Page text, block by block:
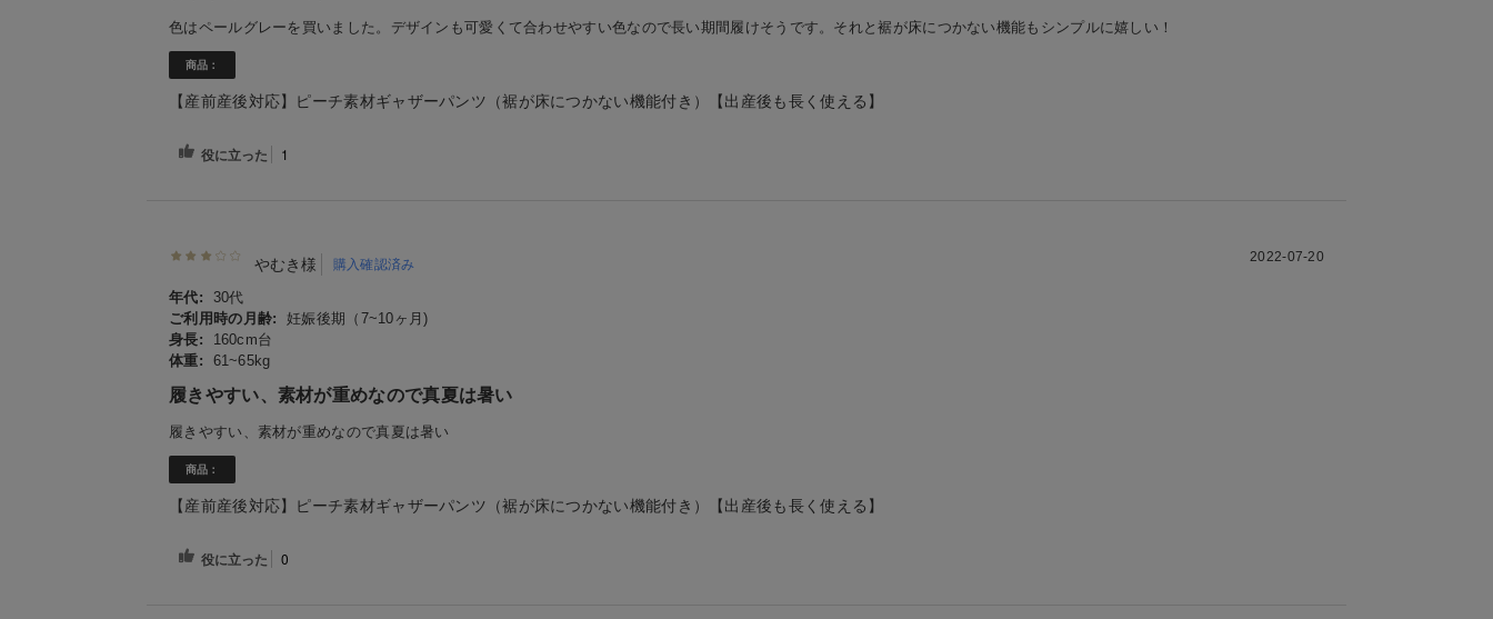
色はペールグレーを買いました。デザインも可愛くて合わせやすい色なので長い期間履けそうです。それと裾が床につかない機能もシンプルに嬉しい！
商品：
【産前産後対応】ピーチ素材ギャザーパンツ（裾が床につかない機能付き）【出産後も長く使える】
役に立った 1
やむき様 購入確認済み 2022-07-20
年代:
30代
ご利用時の月齢:
妊娠後期（7~10ヶ月)
身長:
160cm台
体重:
61~65kg
履きやすい、素材が重めなので真夏は暑い
履きやすい、素材が重めなので真夏は暑い
商品：
【産前産後対応】ピーチ素材ギャザーパンツ（裾が床につかない機能付き）【出産後も長く使える】
役に立った 0